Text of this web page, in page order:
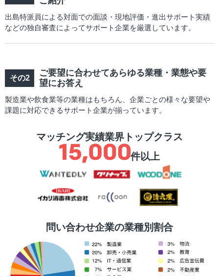
出島特派員による対面での面談・現地評価・進出サポート実績
などの独自審査によってサポート企業を厳選しています。
ご要望に合わせてあらゆる業種・業態や要
望にお答え
製造業や飲食業等の業種はもちろん、企業ごとの様々な要望や
課題に対応できるサポート企業が揃っています。
マッチング実績業界トップクラス
件以上
問い合わせ企業の業種別割合